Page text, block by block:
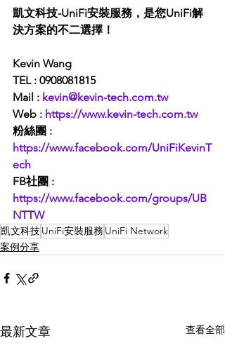
凱文科技-UniFi安裝服務 ，是您UniFi解
決方案的不二選擇！
Kevin Wang
TEL : 0908081815
Mail : kevin@kevin-tech.com.tw
Web : https://www.kevin-tech.com.tw
粉絲團 :
https://www.facebook.com/UniFiKevinT
ech
FB社團 :
https://www.facebook.com/groups/UB
NTTW
凱文科技UniFi安裝服務 UniFi Network
案例分享
最新文章 查看全部